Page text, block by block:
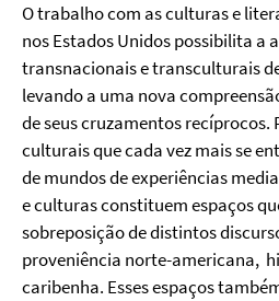
O trabalho com as culturas e
nos Estados Unidos possibilita a
transnacionais e transculturais
levando a uma nova
de seus cruzamentos
culturais que cada vez mais se
de mundos de experiências
e culturas constituem espaços
sobreposição de distintos
proveniência norte-americana,
caribenha. Esses espaços